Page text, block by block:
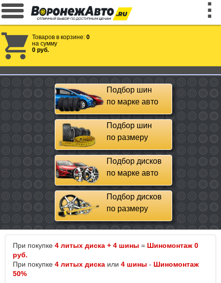
Товаров в корзине: 0
на сумму
0 руб.
Подбор шин
по марке авто
Подбор шин
по размеру
Подбор дисков
по марке авто
Подбор дисков
по размеру
При покупке 4 литых диска + 4 шины = Шиномонтаж 0
руб.
При покупке 4 литых диска или 4 шины - Шиномонтаж
50%